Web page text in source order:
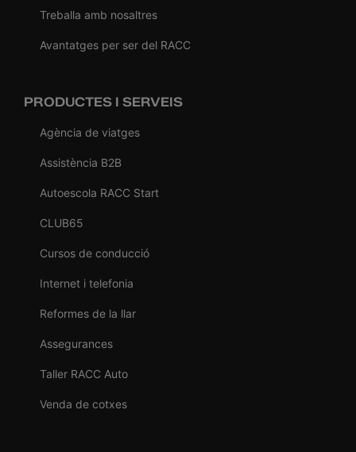
Treballa amb nosaltres
Avantatges per ser del RACC
PRODUCTES I SERVEIS
Agència de viatges
Assistència B2B
Autoescola RACC Start
CLUB65
Cursos de conducció
Internet i telefonia
Reformes de la llar
Assegurances
Taller RACC Auto
Venda de cotxes